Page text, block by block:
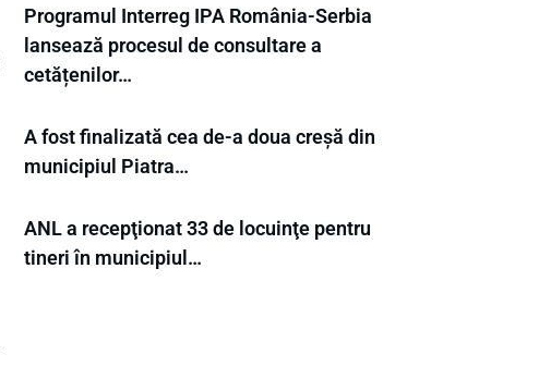
Programul Interreg IPA România-Serbia
lansează procesul de consultare a
cetățenilor…
A fost finalizată cea de-a doua creșă din
municipiul Piatra…
ANL a recepţionat 33 de locuinţe pentru
tineri în municipiul…